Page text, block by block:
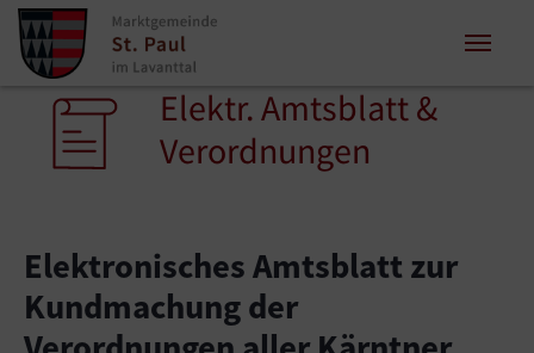
Zum Inhalt springen
Zum Seitenende springen
Sie sind hier:
Elektr. Amtsblatt &
Verordnungen
Elektronisches Amtsblatt zur
Kundmachung der